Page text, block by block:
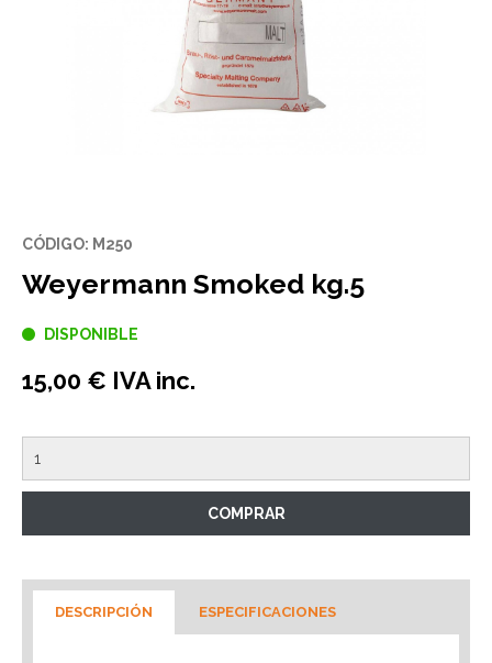
CÓDIGO: M250
Weyermann Smoked kg.5
DISPONIBLE
15,00 € IVA inc.
DESCRIPCIÓN ESPECIFICACIONES